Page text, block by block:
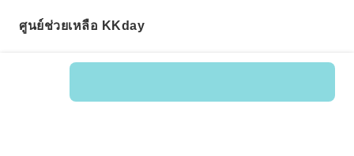
ศูนย์ช่วยเหลือ KKday
รหัสสินค้า: 203756